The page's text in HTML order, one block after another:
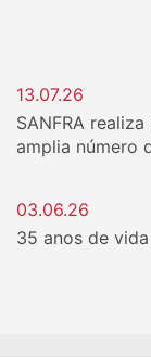
13.07.26
SANFRA
amplia número
03.06.26
35 anos de